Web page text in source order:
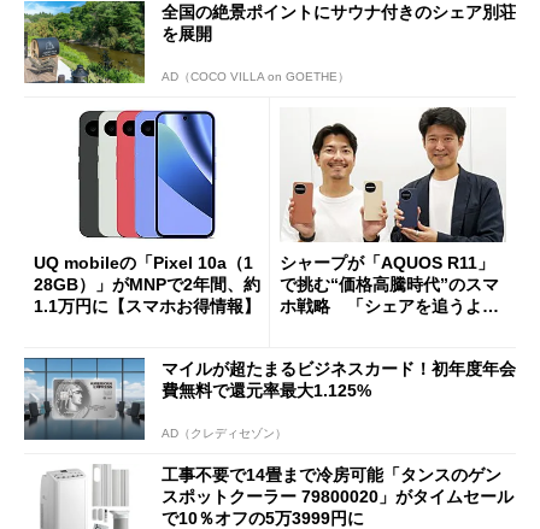
全国の絶景ポイントにサウナ付きのシェア別荘
を展開
AD（COCO VILLA on GOETHE）
UQ mobileの「Pixel 10a（1
28GB）」がMNPで2年間、約
1.1万円に【スマホお得情報】
シャープが「AQUOS R11」
で挑む“価格高騰時代”のスマ
ホ戦略 「シェアを追うより
マイルが超たまるビジネスカード！初年度年会
費無料で還元率最大1.125%
AD（クレディセゾン）
工事不要で14畳まで冷房可能「タンスのゲン
スポットクーラー 79800020」がタイムセール
で10％オフの5万3999円に